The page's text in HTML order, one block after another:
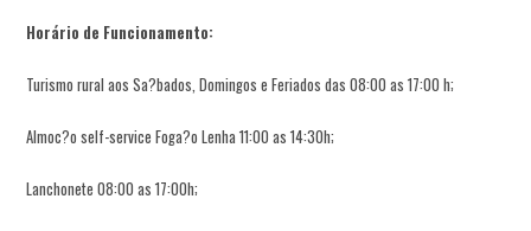
Horário de Funcionamento:
Turismo rural aos Sa?bados, Domingos e Feriados das 08:00 as 17:00 h;
Almoc?o self-service Foga?o Lenha 11:00 as 14:30h;
Lanchonete 08:00 as 17:00h;